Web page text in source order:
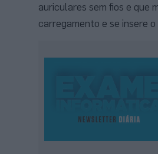
auriculares sem fios e que
carregamento e se insere